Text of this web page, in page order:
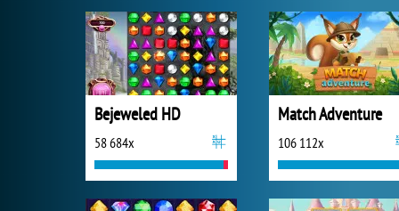
Bejeweled HD
58 684x
Match Adventure
106 112x